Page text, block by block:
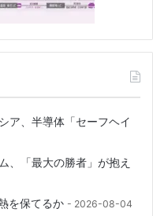
ア、半導体「セーフヘイ
、「最大の勝者」が抱え
を保てるか 2026-08-04